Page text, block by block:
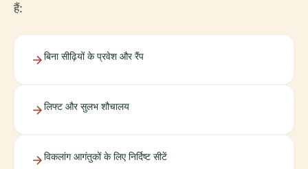
हैं:
बिना सीढ़ियों के प्रवेश और रैंप
लिफ्ट और सुलभ शौचालय
विकलांग आगंतुकों के लिए निर्दिष्ट सीटें